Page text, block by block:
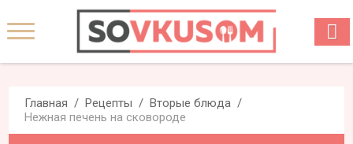
Главная Рецепты
Вторые блюда
Нежная печень на сковороде